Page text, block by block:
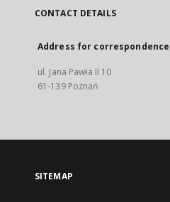
CONTACT DETAILS
Address for correspondence
ul. Jana Pawła II 10
61-139 Poznań
SITEMAP